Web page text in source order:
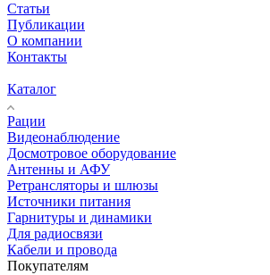
Статьи
Публикации
О компании
Контакты
Каталог
Рации
Видеонаблюдение
Досмотровое оборудование
Антенны и АФУ
Ретрансляторы и шлюзы
Источники питания
Гарнитуры и динамики
Для радиосвязи
Кабели и провода
Покупателям